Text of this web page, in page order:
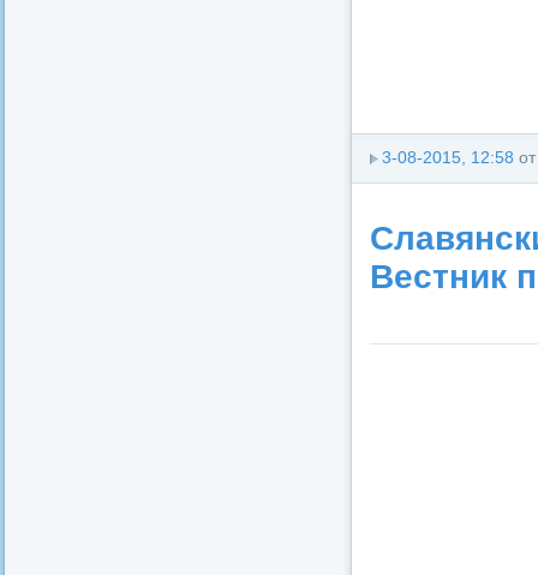
3-08-2015, 12:58
Вестник